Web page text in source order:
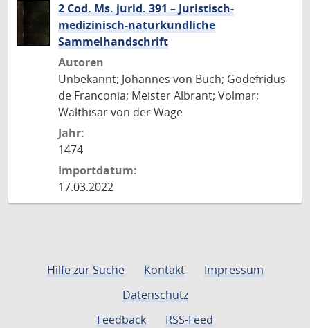
2 Cod. Ms. jurid. 391 – Juristisch-
medizinisch-naturkundliche
Sammelhandschrift
Autoren
Unbekannt; Johannes von Buch; Godefridus
de Franconia; Meister Albrant; Volmar;
Walthisar von der Wage
Jahr:
1474
Importdatum:
17.03.2022
Hilfe zur Suche Kontakt
Impressum
Datenschutz
Feedback
RSS-Feed